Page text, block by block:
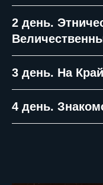
2 день.
3 день. На
4 день.